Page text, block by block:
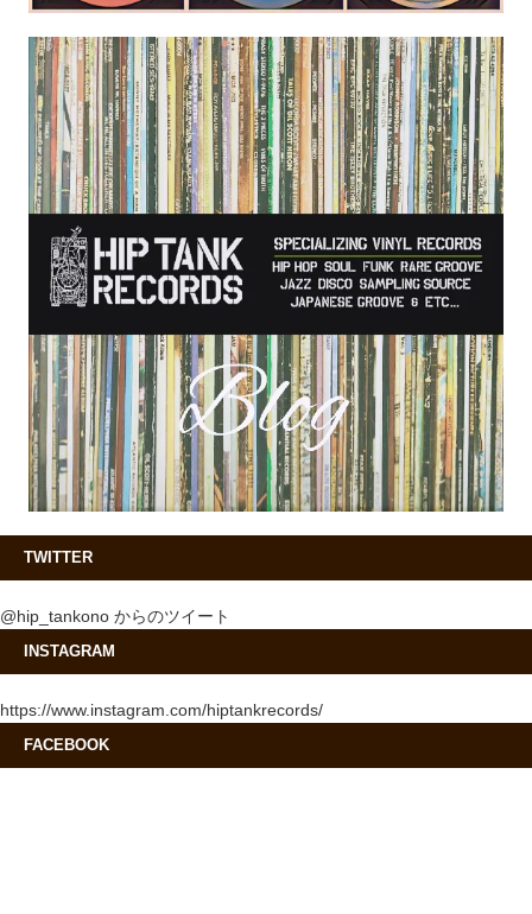
TWITTER
@hip_tankono からのツイート
INSTAGRAM
https://www.instagram.com/hiptankrecords/
FACEBOOK